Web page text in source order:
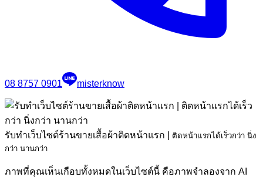
08 8757 0901 misterknow
รับทำเว็บไซต์ร้านขายเสื้อผ้าติดหน้าแรก
ติดหน้าแรกได้เร็วกว่า นิ่ง
กว่า นานกว่า
ภาพที่คุณเห็นเกือบทั้งหมดในเว็บไซต์นี้ คือภาพจำลองจาก AI